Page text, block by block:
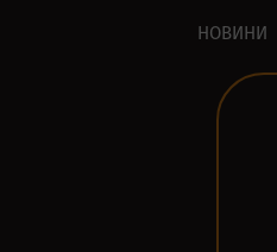
НОВИНИ